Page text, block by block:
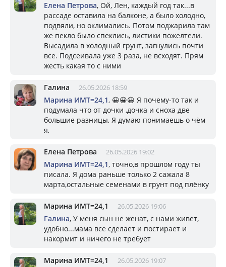
Елена Петрова, Ой, Лен, каждый год так...в
рассаде оставила на балконе, а было холодно,
подвяли, но оклимались. Потом поджарила там
же пекло было спеклись, листики пожелтели.
Высадила в холодный грунт, загнулись почти
все. Подсеивала уже 3 раза, не всходят. Прям
жесть какая то с ними
Галина 26.05.2026 18:59
Марина ИМТ=24,1, 😀😀😀 Я почему-то так и
подумала что от дочки ,дочка и сноха две
большие разницы, Я думаю понимаешь о чём
я,
Елена Петрова 26.05.2026 19:02
Марина ИМТ=24,1, точно,в прошлом году ты
писала. Я дома раньше только 2 сажала 8
марта,остальные семенами в грунт под плёнку
Марина ИМТ=24,1 26.05.2026 19:06
Галина, У меня сын не женат, с нами живет,
удобно...мама все сделает и постирает и
накормит и ничего не требует
Марина ИМТ=24,1 26.05.2026 19:07